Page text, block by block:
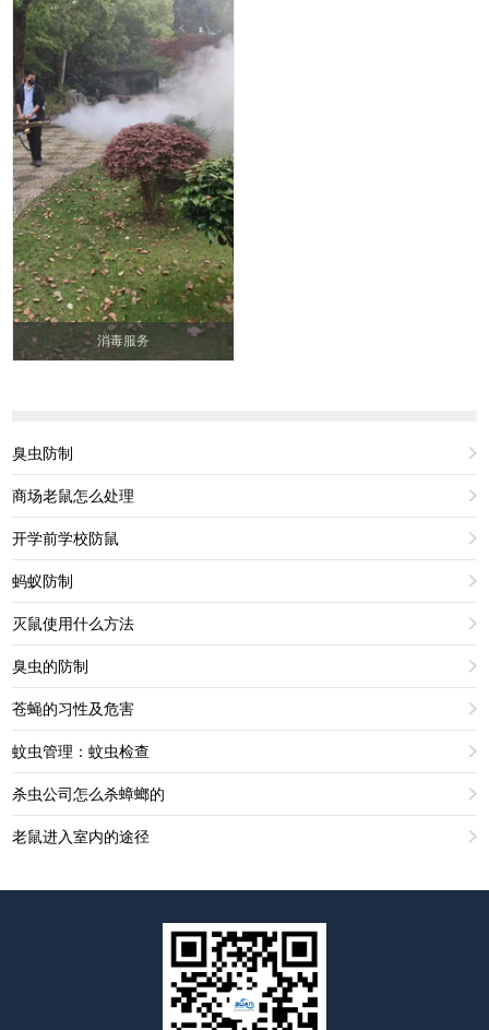
消毒服务
臭虫防制
商场老鼠怎么处理
开学前学校防鼠
蚂蚁防制
灭鼠使用什么方法
臭虫的防制
苍蝇的习性及危害
蚊虫管理：蚊虫检查
杀虫公司怎么杀蟑螂的
老鼠进入室内的途径